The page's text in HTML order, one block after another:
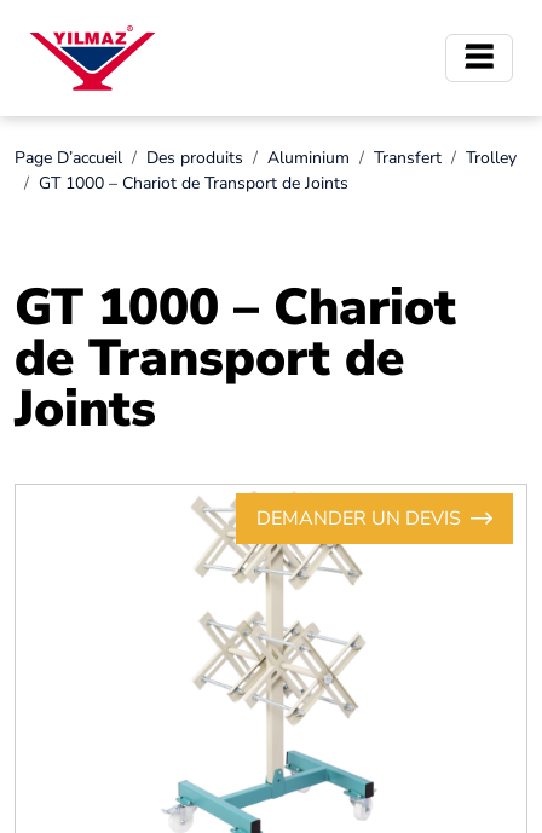
Page D’accueil Des produits Aluminium Transfert
Trolley
GT 1000 – Chariot de Transport de Joints
GT 1000 – Chariot
de Transport de
Joints
DEMANDER UN DEVIS